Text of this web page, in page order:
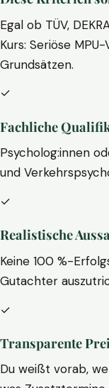
Egal ob TÜV,
Kurs: Seriöse
Grundsätzen.
✓
Fachliche
Psycholog:innen
und
✓
Realistische
Keine 100 %-
Gutachter
✓
Transparente
Du weißt vorab,